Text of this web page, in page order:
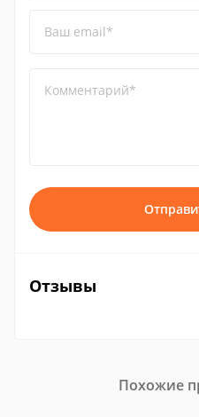
Ваш email*
Комментарий*
Отзывы
Похожие